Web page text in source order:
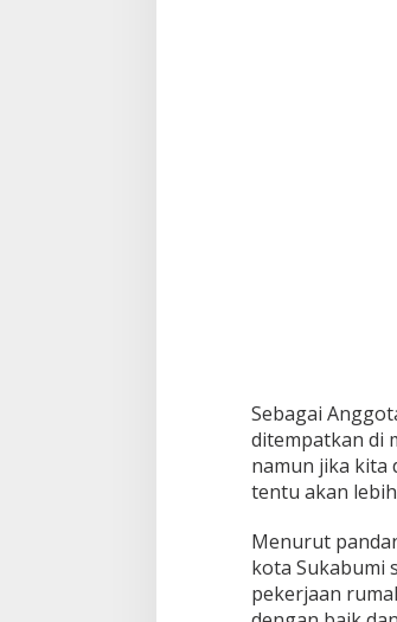
Sebagai
ditempatkan di
namun jika kita
tentu akan
Menurut
kota Sukabumi
pekerjaan